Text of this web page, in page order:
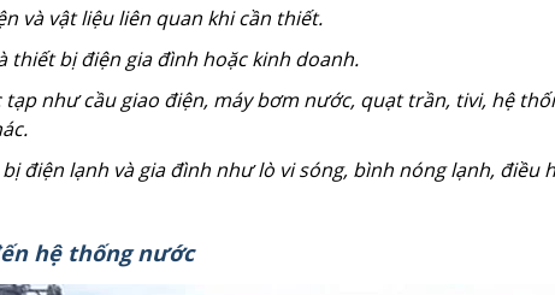
và vật liệu liên quan khi cần thiết.
thiết bị điện gia đình hoặc kinh doanh.
như cầu giao điện, máy bơm nước, quạt trần, tivi, hệ
điện lạnh và gia đình như lò vi sóng, bình nóng lạnh, điều
hệ thống nước